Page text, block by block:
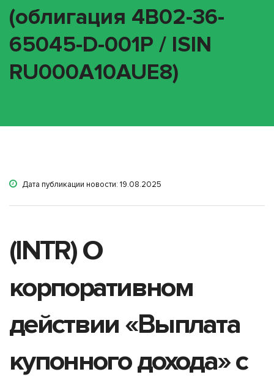
(облигация 4B02-36-
65045-D-001P / ISIN
RU000A10AUE8)
Дата публикации новости: 19.08.2025
(INTR) О
корпоративном
действии «Выплата
купонного дохода» с